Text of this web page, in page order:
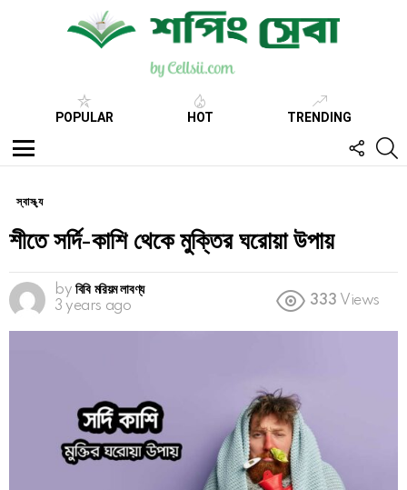
POPULAR HOT TRENDING
Menu
US
স্বাস্থ্য
শীতে সর্দি-কাশি থেকে মুক্তির ঘরোয়া উপায়
by বিবি মরিয়ম লাবণ্য
3 years ago
333 Views